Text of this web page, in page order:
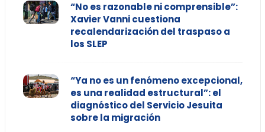
“No es razonable ni comprensible”:
Xavier Vanni cuestiona
recalendarización del traspaso a
los SLEP
“Ya no es un fenómeno excepcional,
es una realidad estructural”: el
diagnóstico del Servicio Jesuita
sobre la migración